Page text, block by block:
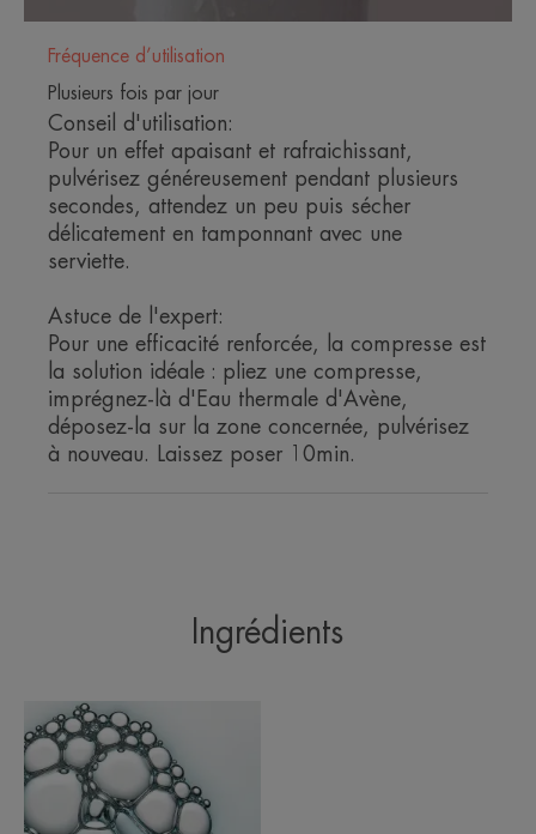
ENVIRONNEMENT
Fiche produit relative aux qualités et caractéristiques
environnementales
Emballage ne contenant pas de matière recyclée
Emballage non recyclable
*Diminution de la sensibilité de la peau de 30 % dès cinq minutes et 64 %
durant la première semaine. Étude menée chez plus de 6 300 sujets ayant la
peau sensible, nourrissons, enfants et adultes.
Fréquence d’utilisation
Plusieurs fois par jour
Conseil d'utilisation:
Pour un effet apaisant et rafraichissant,
pulvérisez généreusement pendant plusieurs
secondes, attendez un peu puis sécher
délicatement en tamponnant avec une
serviette.
Astuce de l'expert:
Pour une efficacité renforcée, la compresse est
la solution idéale : pliez une compresse,
imprégnez-là d'Eau thermale d'Avène,
déposez-la sur la zone concernée, pulvérisez
à nouveau. Laissez poser 10min.
Ingrédients